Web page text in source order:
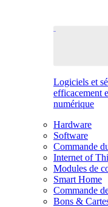
Logiciels et
efficacement
numérique
Hardware
Software
Commande
Internet of
Modules de
Smart Home
Commande
Bons &